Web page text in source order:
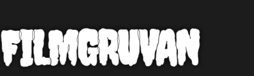
FILMGRUVAN